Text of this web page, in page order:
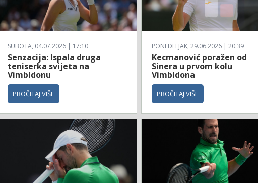
SUBOTA, 04.07.2026 | 17:10
Senzacija: Ispala druga
teniserka svijeta na
Vimbldonu
PROČITAJ VIŠE
PONEDELJAK, 29.06.2026 | 20:39
Kecmanović poražen od
Sinera u prvom kolu
Vimbldona
PROČITAJ VIŠE